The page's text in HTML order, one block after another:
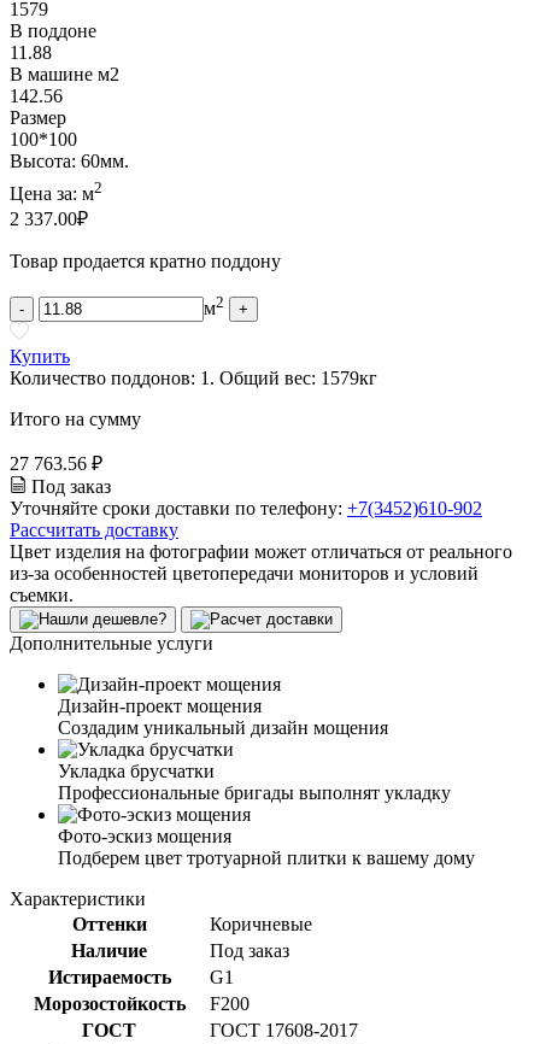
1579
В поддоне
11.88
В машине м2
142.56
Размер
100*100
Высота: 60мм.
Цена за: м2
2 337.00₽
Товар продается кратно поддону
- м2 +
Купить
Количество поддонов: 1 . Общий вес: 1579кг
Итого на сумму
27 763.56 ₽
Под заказ
Уточняйте сроки доставки по телефону: +7(3452)610-902
Рассчитать доставку
Цвет изделия на фотографии может отличаться от реального
из-за особенностей цветопередачи мониторов и условий
съемки.
Дополнительные услуги
Дизайн-проект мощения
Создадим уникальный дизайн мощения
Укладка брусчатки
Профессиональные бригады выполнят укладку
Фото-эскиз мощения
Подберем цвет тротуарной плитки к вашему дому
Характеристики
Оттенки
Коричневые
Наличие
Под заказ
Истираемость
G1
Морозостойкость
F200
ГОСТ
ГОСТ 17608-2017